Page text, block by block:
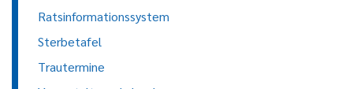
Ratsinformationssystem
Sterbetafel
Trautermine